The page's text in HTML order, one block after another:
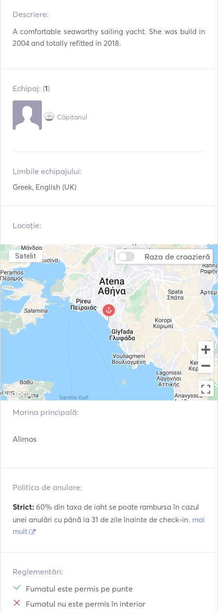
Binoclu
Toaletă electrică
Cuptor
Aparat de cafea
Prăjitor de pâine
Conexiune USB
Sala de sport Fish Finder / Sonar
Descriere:
A comfortable seaworthy sailing yacht. She was build in
2004 and totally refitted in 2018.
Echipaj: (1)
Căpitanul
Limbile echipajului:
Greek, English (UK)
Locație:
Raza de croazieră
Satelit
Marina principală:
Alimos
Politica de anulare:
Strict: 60% din taxa de iaht se poate rambursa în cazul
unei anulări cu până la 31 de zile înainte de check-in. mai
mult
Reglementări:
Fumatul este permis pe punte
Fumatul nu este permis în interior